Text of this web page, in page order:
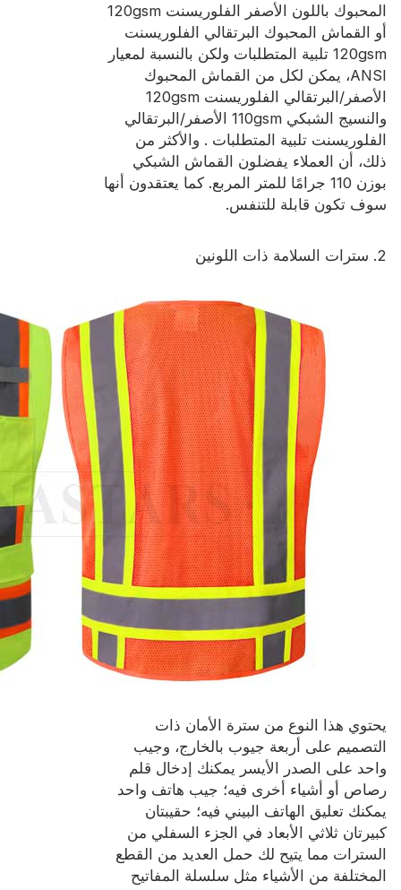
المحبوك باللون الأصفر الفلوريسنت 120gsm
أو القماش المحبوك البرتقالي الفلوريسنت
120gsm تلبية المتطلبات ولكن بالنسبة لمعيار
ANSI، يمكن لكل من القماش المحبوك
الأصفر/البرتقالي الفلوريسنت 120gsm
والنسيج الشبكي 110gsm الأصفر/البرتقالي
الفلوريسنت تلبية المتطلبات . والأكثر من
ذلك، أن العملاء يفضلون القماش الشبكي
بوزن 110 جرامًا للمتر المربع. كما يعتقدون أنها
سوف تكون قابلة للتنفس.
2. سترات السلامة ذات اللونين
يحتوي هذا النوع من سترة الأمان ذات
التصميم على أربعة جيوب بالخارج، وجيب
واحد على الصدر الأيسر يمكنك إدخال قلم
رصاص أو أشياء أخرى فيه؛ جيب هاتف واحد
يمكنك تعليق الهاتف البيني فيه؛ حقيبتان
كبيرتان ثلاثي الأبعاد في الجزء السفلي من
السترات مما يتيح لك حمل العديد من القطع
المختلفة من الأشياء مثل سلسلة المفاتيح